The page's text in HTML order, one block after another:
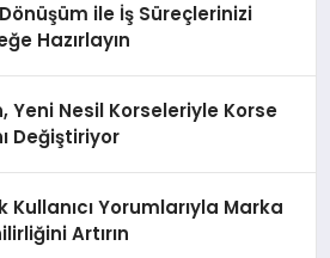
ile İş Süreçlerinizi
Hazırlayın
Yeni Nesil Korseleriyle Korse
Değiştiriyor
Kullanıcı Yorumlarıyla Marka
Artırın